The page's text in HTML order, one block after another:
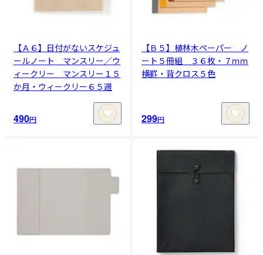
【Ａ６】日付がないスケジュ
ールノート マンスリー／ウ
ィークリー マンスリー１５
か月・ウィークリー６５週
490円
【Ｂ５】植林木ペーパー ノ
ート５冊組 ３６枚・７ｍｍ
横罫・背クロス５色
299円